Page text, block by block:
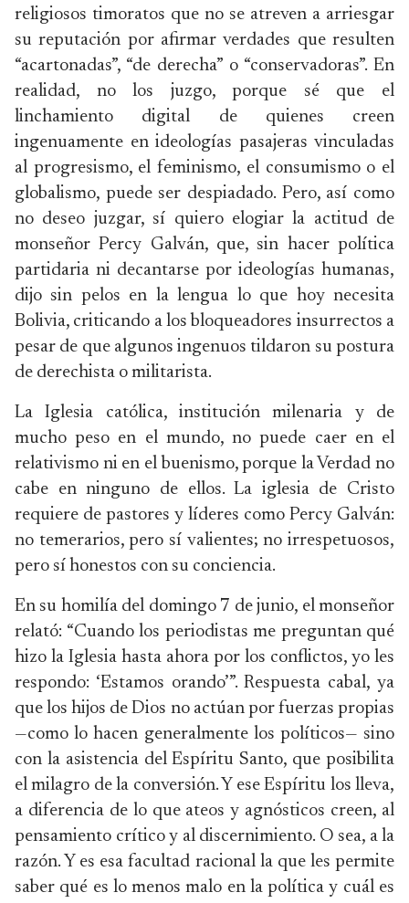
religiosos timoratos que no se atreven a arriesgar
su reputación por afirmar verdades que resulten
“acartonadas”, “de derecha” o “conservadoras”. En
realidad, no los juzgo, porque sé que el
linchamiento digital de quienes creen
ingenuamente en ideologías pasajeras vinculadas
al progresismo, el feminismo, el consumismo o el
globalismo, puede ser despiadado. Pero, así como
no deseo juzgar, sí quiero elogiar la actitud de
monseñor Percy Galván, que, sin hacer política
partidaria ni decantarse por ideologías humanas,
dijo sin pelos en la lengua lo que hoy necesita
Bolivia, criticando a los bloqueadores insurrectos a
pesar de que algunos ingenuos tildaron su postura
de derechista o militarista.
La Iglesia católica, institución milenaria y de
mucho peso en el mundo, no puede caer en el
relativismo ni en el buenismo, porque la Verdad no
cabe en ninguno de ellos. La iglesia de Cristo
requiere de pastores y líderes como Percy Galván:
no temerarios, pero sí valientes; no irrespetuosos,
pero sí honestos con su conciencia.
En su homilía del domingo 7 de junio, el monseñor
relató: “Cuando los periodistas me preguntan qué
hizo la Iglesia hasta ahora por los conflictos, yo les
respondo: ‘Estamos orando’”. Respuesta cabal, ya
que los hijos de Dios no actúan por fuerzas propias
—como lo hacen generalmente los políticos— sino
con la asistencia del Espíritu Santo, que posibilita
el milagro de la conversión. Y ese Espíritu los lleva,
a diferencia de lo que ateos y agnósticos creen, al
pensamiento crítico y al discernimiento. O sea, a la
razón. Y es esa facultad racional la que les permite
saber qué es lo menos malo en la política y cuál es